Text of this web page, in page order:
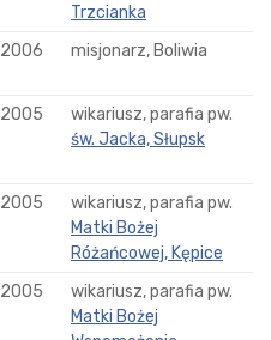
Trzcianka
2006 misjonarz, Boliwia
2005
wikariusz, parafia pw.
św. Jacka, Słupsk
2005
wikariusz, parafia pw.
Matki Bożej
Różańcowej, Kępice
2005
wikariusz, parafia pw.
Matki Bożej